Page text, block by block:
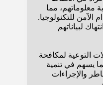
مما
الآمن للتكنولوجيا.
لبياناتهم
التوعية لمكافحة
يسهم في تنمية
والإجراءات